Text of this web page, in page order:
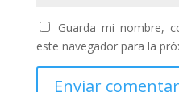
Guarda mi nombre,
este navegador para la